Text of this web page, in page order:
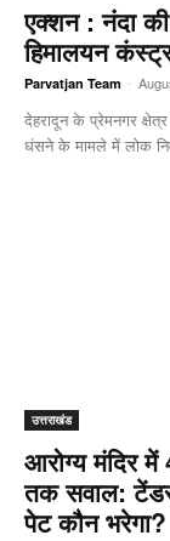
एक्शन : नंदा
हिमालयन
Parvatjan Team -
देहरादून के प्रेमनगर
धंसने के मामले में लोक
उत्तराखंड
आरोग्य मंदिर में
तक सवाल: टेंडर
पेट कौन भरेगा?